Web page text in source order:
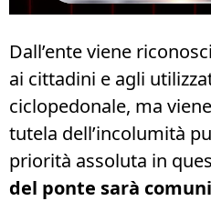
Dall’ente viene
ai cittadini e agli
ciclopedonale, ma
tutela dell’incolumità
priorità assoluta in
del ponte sarà